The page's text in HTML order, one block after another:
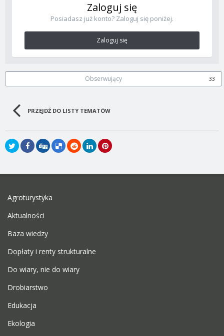
Zaloguj się
Posiadasz już konto? Zaloguj się poniżej.
Zaloguj się
Obserwujący 33
PRZEJDŹ DO LISTY TEMATÓW
Agroturystyka
Aktualności
Baza wiedzy
Dopłaty i renty strukturalne
Do wiary, nie do wiary
Drobiarstwo
Edukacja
Ekologia